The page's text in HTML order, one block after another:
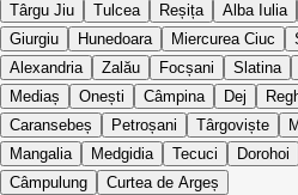
Târgu Jiu
Tulcea Reșița Alba Iulia
Giurgiu
Hunedoara Miercurea Ciuc
Alexandria
Zalău Focșani Slatina
Mediaș
Onești Câmpina Dej
Caransebeș
Petroșani Târgoviște
Mangalia
Medgidia Tecuci Dorohoi
Câmpulung
Curtea de Argeș